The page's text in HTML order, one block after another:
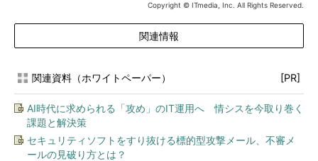
Copyright © ITmedia, Inc. All Rights Reserved.
関連情報
関連資料（ホワイトペーパー） [PR]
AI時代に求められる「攻め」のIT運用へ 情シスを今取り巻く
課題と解決策
セキュリティソフトをすり抜ける標的型攻撃メール、不審メ
ールの見破り方とは？